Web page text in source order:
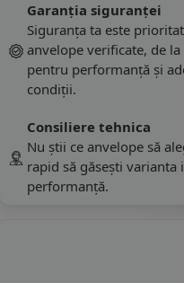
Garanția siguranței
Siguranța ta este
anvelope verificate, de
pentru performanță și
condiții.
Consiliere tehnica
Nu știi ce anvelope să
rapid să găsești
performanță.